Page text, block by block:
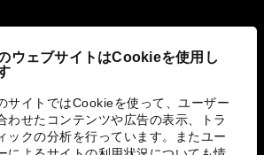
ウェブサイトはCookieを使用し
サイトではCookieを使って、ユーザー
わせたコンテンツや広告の表示、トラ
ックの分析を行っています。またユー
の取り組み